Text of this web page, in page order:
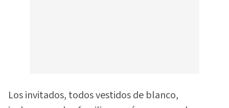
Los invitados, todos vestidos de blanco,